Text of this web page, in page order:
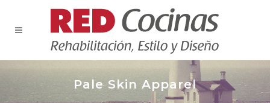
Pale Skin Apparel